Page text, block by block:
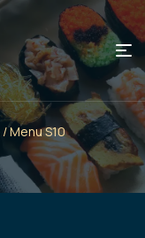
/ Menu S10